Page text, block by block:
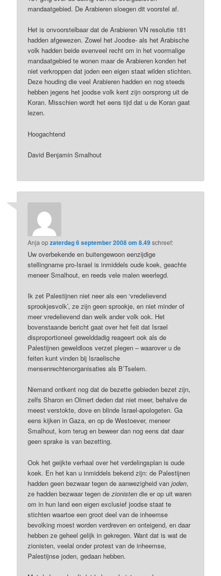
mandaatgebied. De Arabieren sloegen dit voorstel af.
Het is onvoorstelbaar dat de Arabieren VN resolutie 181
hadden afgewezen. Zowel het Joodse- als het Arabische
volk hadden beide evenveel recht om in het voormalige
mandaatgebied te wonen maar de Arabieren konden het
niet verkroppen dat joden een eigen staat wilden stichten.
Deze houding die veel Arabieren hadden en nog steeds
hebben jegens het joodse volk kent zijn oorsprong uit de
Koran. Misschien wordt het eens tijd dat u de Koran gaat
lezen.
Hoogachtend
David Benjamin Smalhout
Anja opzaterdag 6 september 2008 om 8.49schreef:
Uw overbekende en buitengewoon eenzijdige
stellingname pro-Israel is inmiddels oude koek, geachte
meneer Smalhout, en reeds vele malen weerlegd.
Ik zet Palestijnen niet neer als een ‘vredelievend
sprookjesvolk’, ze zijn geen sprookje, en niet minder of
meer vredelievend dan welk ander volk ook. Het
bovenstaande bericht gaat over het feit dat Israel
disproportioneel gewelddadig reageert ook als de
Palestijnen geweldloos verzet plegen – waarover u de
feiten kunt vinden bij Israelische
mensenrechtenorganisaties als B’Tselem.
Niemand ontkent nog dat de bezette gebieden bezet zijn,
zelfs Sharon en Olmert deden dat niet meer, behalve de
meest verstokte, dove en blinde Israel-apologeten. Ga
eens kijken in Gaza, en op de Westoever, meneer
Smalhout, kom terug en beweer dan nog eens dat daar
geen sprake is van bezetting.
Ook het geijkte verhaal over het verdelingsplan is oude
koek. En het kan u inmiddels bekend zijn: de Palestijnen
hadden geen bezwaar tegen de aanwezigheid vanjoden,
ze hadden bezwaar tegen dezionisten die er op uit waren
om in hun land een eigen exclusief joodse staat te
stichten waartoe een groot deel van de inheemse
bevolking moest worden verdreven en onteigend, en daar
hebben ze geheel gelijk in gekregen. Want dat is wat de
zionisten, veelal onder protest van de inheemse,
Palestijnse joden, gedaan hebben.